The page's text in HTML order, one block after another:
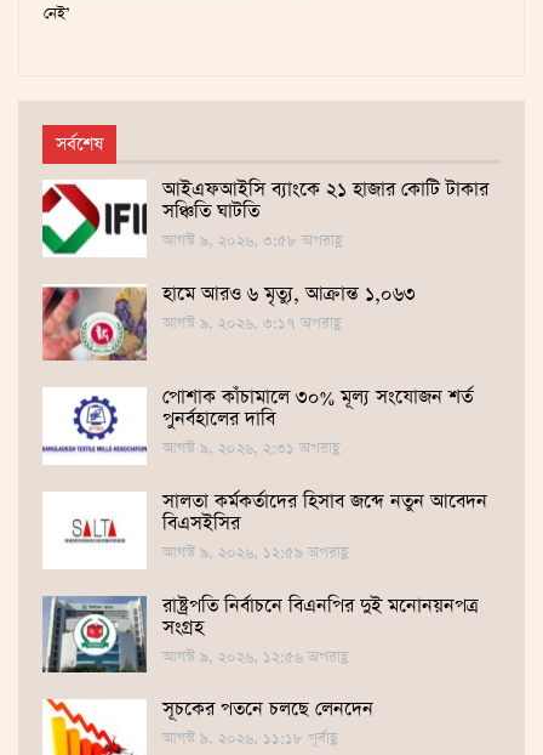
নেই’
সর্বশেষ
আইএফআইসি ব্যাংকে ২১ হাজার কোটি টাকার
সঞ্চিতি ঘাটতি
আগস্ট ৯, ২০২৬, ৩:৫৮ অপরাহ্ণ
হামে আরও ৬ মৃত্যু, আক্রান্ত ১,০৬৩
আগস্ট ৯, ২০২৬, ৩:১৭ অপরাহ্ণ
পোশাক কাঁচামালে ৩০% মূল্য সংযোজন শর্ত
পুনর্বহালের দাবি
আগস্ট ৯, ২০২৬, ২:৩১ অপরাহ্ণ
সালতা কর্মকর্তাদের হিসাব জব্দে নতুন আবেদন
বিএসইসির
আগস্ট ৯, ২০২৬, ১২:৫৯ অপরাহ্ণ
রাষ্ট্রপতি নির্বাচনে বিএনপির দুই মনোনয়নপত্র
সংগ্রহ
আগস্ট ৯, ২০২৬, ১২:৫৬ অপরাহ্ণ
সূচকের পতনে চলছে লেনদেন
আগস্ট ৯, ২০২৬, ১১:১৮ পূর্বাহ্ণ